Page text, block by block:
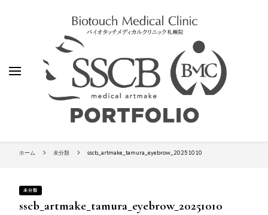
【SSCビューティークリニック】札幌
の総合アートメイク専門院-バイオタ
ッチメディカルクリニック札幌院アー
ティストのポートフォリオ
【SSCビューティークリニック】札
幌の総合アートメイク専門院-バイ
オタッチメディカルクリニック札
ホーム 未分類 sscb_artmake_tamura_eyebrow_20251010
未分類
sscb_artmake_tamura_eyebrow_20251010